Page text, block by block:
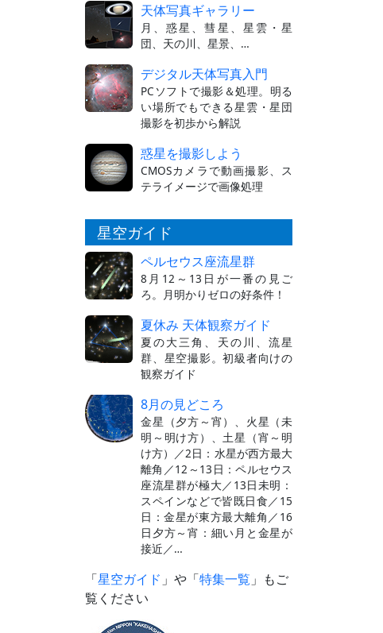
天体写真ギャラリー
月、惑星、彗星、星雲・星
団、天の川、星景、…
デジタル天体写真入門
PCソフトで撮影＆処理。明る
い場所でもできる星雲・星団
撮影を初歩から解説
惑星を撮影しよう
CMOSカメラで動画撮影、ス
テライメージで画像処理
星空ガイド
ペルセウス座流星群
8月12～13日が一番の見ご
ろ。月明かりゼロの好条件！
夏休み 天体観察ガイド
夏の大三角、天の川、流星
群、星空撮影。初級者向けの
観察ガイド
8月の見どころ
金星（夕方～宵）、火星（未
明～明け方）、土星（宵～明
け方）／2日：水星が西方最大
離角／12～13日：ペルセウス
座流星群が極大／13日未明：
スペインなどで皆既日食／15
日：金星が東方最大離角／16
日夕方～宵：細い月と金星が
接近／…
「星空ガイド 」や「特集一覧 」もご
覧ください